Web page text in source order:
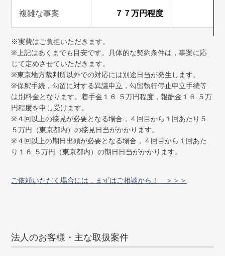
複雑な事案 ７７万円程度
※実費はご負担いただきます。
※上記はあくまでも目安です。具体的な契約条件は，事案に応
じて定めさせていただきます。
※東京地方裁判所以外での対応には別途日当が発生します。
※保釈手続，勾留に対する異議申立，勾留執行停止申立手続等
は別料金となります。着手金１６.５万円程度，報酬金１６.５万
円程度を申し受けます。
※４回以上の接見が必要となる場合，４回目から１回あたり５.
５万円（東京都内）の接見日当がかかります。
※４回以上の期日出頭が必要となる場合，４回目から１回あた
り１６.５万円（東京都内）の期日日当がかかります。
ご依頼いただく場合には，まずはご相談から！ ＞＞＞
法人のお客様・主な取扱案件